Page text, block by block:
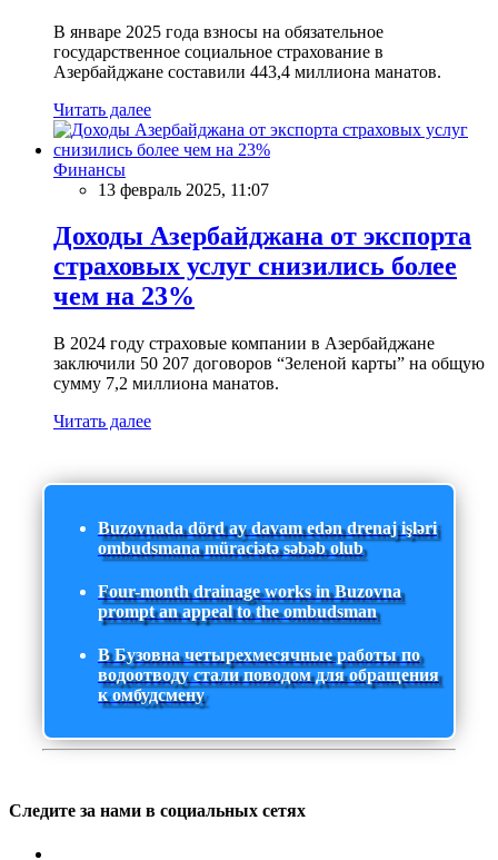
В январе 2025 года взносы на обязательное
государственное социальное страхование в
Азербайджане составили 443,4 миллиона манатов.
Читать далее
Финансы
13 февраль 2025, 11:07
Доходы Азербайджана от экспорта
страховых услуг снизились более
чем на 23%
В 2024 году страховые компании в Азербайджане
заключили 50 207 договоров “Зеленой карты” на общую
сумму 7,2 миллиона манатов.
Читать далее
Buzovnada dörd ay davam edən drenaj işləri
ombudsmana müraciətə səbəb olub
Four-month drainage works in Buzovna
prompt an appeal to the ombudsman
В Бузовна четырехмесячные работы по
водоотводу стали поводом для обращения
к омбудсмену
Следите за нами в социальных сетях